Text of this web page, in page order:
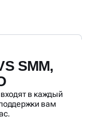
SMM,
в каждый
вам